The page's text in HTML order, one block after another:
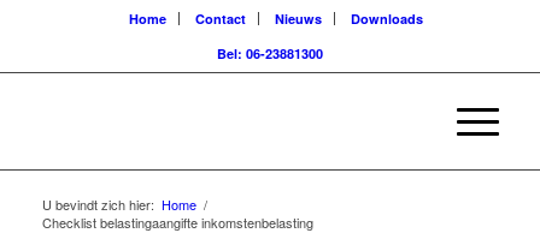
Home Contact Nieuws
Downloads
Bel: 06-23881300
U bevindt zich hier: Home /
Checklist belastingaangifte inkomstenbelasting